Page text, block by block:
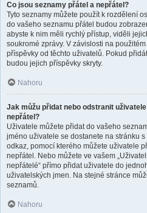
Co jsou seznamy přátel a nepřátel?
Tyto seznamy můžete použít k rozdělení
do vašeho seznamu přátel budou
abyste k nim měli rychlý přístup, viděli
soukromé zprávy. V závislosti na
příspěvky od těchto uživatelů. Pokud
budou jejich příspěvky skryty.
Nahoru
Jak můžu přidat nebo odstranit
nepřátel?
Uživatele můžete přidat do vašeho
jméno uživatele se dostanete na stránku
odkaz, pomocí kterého můžete uživatele
nepřátel. Nebo můžete ve vašem
nepřátelé“ přímo přidat uživatele do
uživatelských jmen. Na stejné stránce
seznamů.
Nahoru